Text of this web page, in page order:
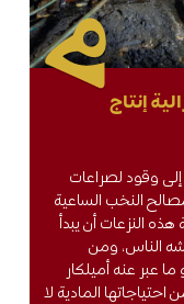
إنتاج
وقود لصراعات
النخب الساعية
النزعات أن يبدأ
الناس، ومن
عبر عنه أميلكار
المادية لا